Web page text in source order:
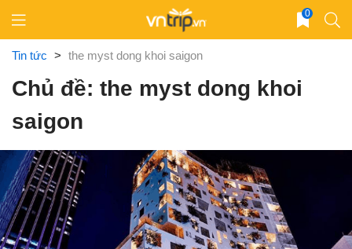
content
0
Tin tức > the myst dong khoi saigon
Chủ đề: the myst dong khoi
saigon